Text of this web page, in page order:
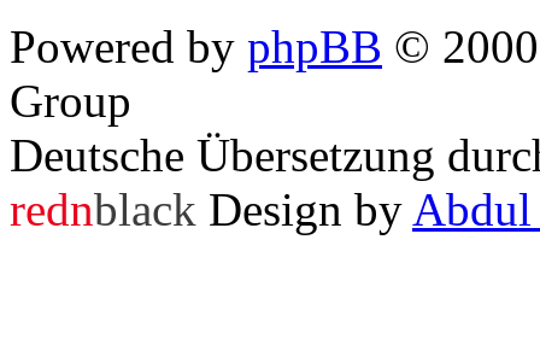
Powered by phpBB ©
Group
Deutsche Übersetzung
rednblack Design by Abdul